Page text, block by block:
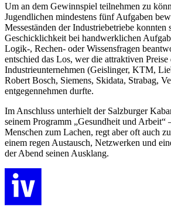
Um an dem Gewinnspiel teilnehmen zu
Jugendlichen mindestens fünf Aufgaben
Messeständen der Industriebetriebe konnten
Geschicklichkeit bei handwerklichen
Logik-, Rechen- oder Wissensfragen
entschied das Los, wer die attraktiven Preise
Industrieunternehmen (Geislinger, KTM,
Robert Bosch, Siemens, Skidata, Strabag,
entgegennehmen durfte.
Im Anschluss unterhielt der Salzburger
seinem Programm „Gesundheit und Arbeit“
Menschen zum Lachen, regt aber oft auch
einem regen Austausch, Netzwerken und
der Abend seinen Ausklang.